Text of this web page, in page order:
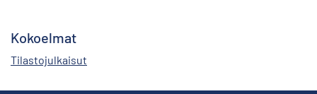
Kokoelmat
Tilastojulkaisut